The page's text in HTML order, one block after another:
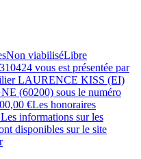
viabiliséLibre
vous est présentée par
LAURENCE KISS (EI)
(60200) sous le numéro
€Les honoraires
informations sur les
disponibles sur le site